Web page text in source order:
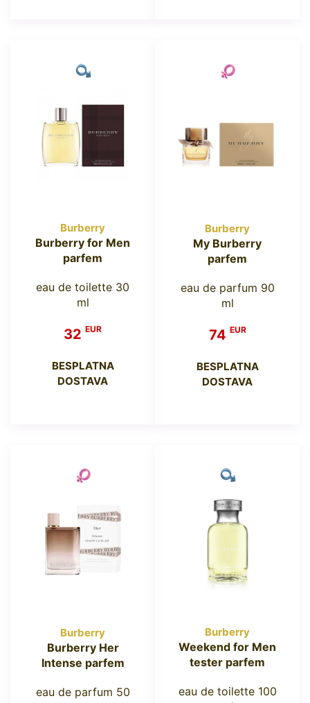
Burberry
Burberry for Men
parfem
eau de toilette 30
ml
32 EUR
BESPLATNA
DOSTAVA
Burberry
My Burberry
parfem
eau de parfum 90
ml
74 EUR
BESPLATNA
DOSTAVA
Burberry
Burberry Her
Intense parfem
eau de parfum 50
Burberry
Weekend for Men
tester parfem
eau de toilette 100